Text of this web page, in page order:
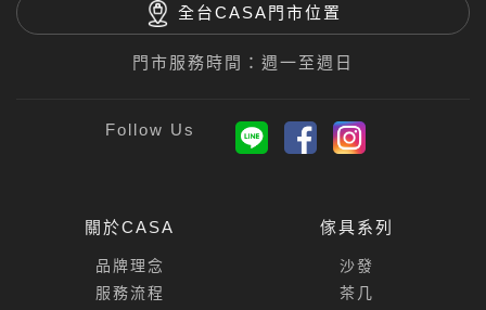
全台CASA門市位置
門市服務時間：週一至週日
關於CASA
品牌理念
服務流程
傢具系列
沙發
茶几